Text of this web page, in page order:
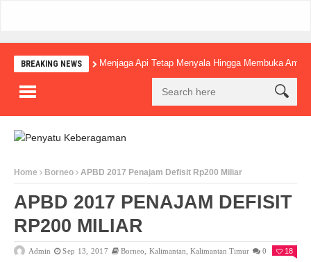
BREAKING NEWS Menjaga Api Tetap Menyala Hingga Membuka
Home Borneo APBD 2017 Penajam Defisit Rp200 Miliar
APBD 2017 PENAJAM DEFISIT
RP200 MILIAR
Admin Sep 13, 2017 Borneo Kalimantan ,Kalimantan Timur 0 18